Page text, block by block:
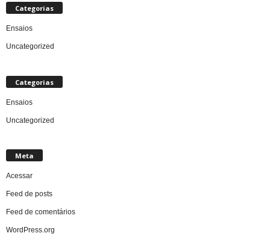
Categorias
Ensaios
Uncategorized
Categorias
Ensaios
Uncategorized
Meta
Acessar
Feed de posts
Feed de comentários
WordPress.org